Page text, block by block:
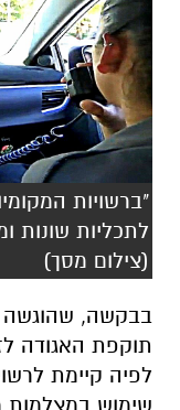
"ברשויות
לתכליות שונות
(צילום מסך)
בבקשה, שהוגשה
תוקפת האגודה
לפיה קיימת
שימוש במצלמות